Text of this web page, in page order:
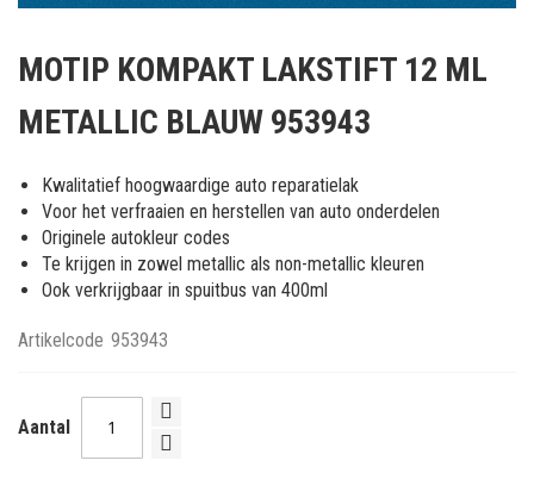
het
van
afbeeldingen-
gallerij
MOTIP KOMPAKT LAKSTIFT 12 ML
METALLIC BLAUW 953943
Kwalitatief hoogwaardige auto reparatielak
Voor het verfraaien en herstellen van auto onderdelen
Originele autokleur codes
Te krijgen in zowel metallic als non-metallic kleuren
Ook verkrijgbaar in spuitbus van 400ml
Artikelcode 953943
Aantal